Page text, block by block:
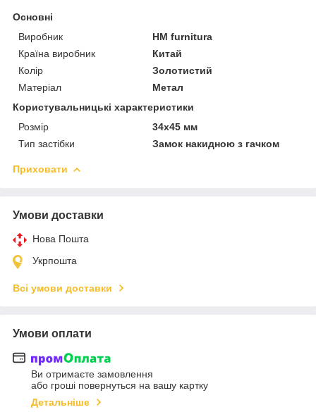
Основні
Виробник
HM furnitura
Країна виробник
Китай
Колір
Золотистий
Матеріал
Метал
Користувальницькі характеристики
Розмір
34х45 мм
Тип застібки
Замок накидною з гачком
Приховати
Умови доставки
Нова Пошта
Укрпошта
Всі умови доставки
Умови оплати
Ви отримаєте замовлення
або гроші повернуться на вашу картку
Детальніше